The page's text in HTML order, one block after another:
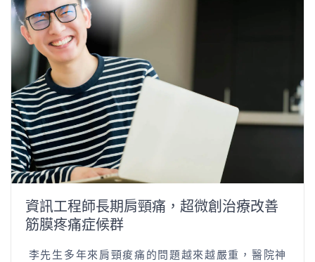
資訊工程師長期肩頸痛，超微創治療改善
筋膜疼痛症候群
李先生多年來肩頸痠痛的問題越來越嚴重，醫院神